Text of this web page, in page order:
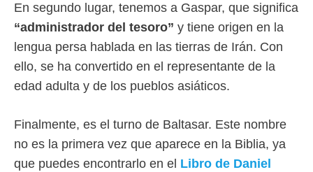
En segundo lugar, tenemos a Gaspar, que significa
“administrador del tesoro” y tiene origen en la
lengua persa hablada en las tierras de Irán. Con
ello, se ha convertido en el representante de la
edad adulta y de los pueblos asiáticos.
Finalmente, es el turno de Baltasar. Este nombre
no es la primera vez que aparece en la Biblia, ya
que puedes encontrarlo en el Libro de Daniel